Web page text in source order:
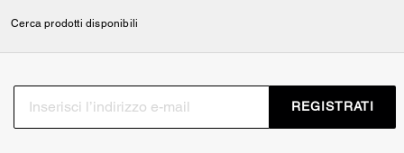
Cerca prodotti disponibili
REGISTRATI